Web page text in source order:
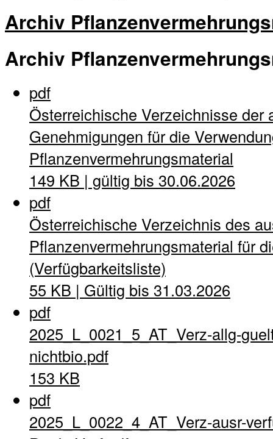
Archiv
Archiv
pdf
Österreichische Verzeichnisse der
Genehmigungen für die
Pflanzenvermehrungsmaterial
149 KB | gültig bis 30.06.2026
pdf
Österreichische Verzeichnis des
Pflanzenvermehrungsmaterial für
(Verfügbarkeitsliste)
55 KB | Gültig bis 31.03.2026
pdf
2025_L_0021_5_AT_Verz-allg-
nichtbio.pdf
153 KB
pdf
2025_L_0022_4_AT_Verz-ausr-